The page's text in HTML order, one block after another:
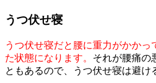
うつ伏せ寝
うつ伏せ寝だと腰に重力がかかっ
た状態になります。 それが腰痛の
ともあるので、うつ伏せ寝は避け